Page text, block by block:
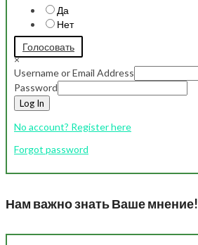
Да
Нет
Голосовать
×
Username or Email Address
Password
Log In
No account? Register here
Forgot password
Нам важно знать Ваше мнение!